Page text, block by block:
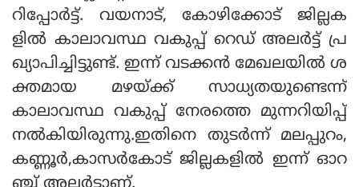
റിപ്പോര്‍ട്ട്. വയനാട്, കോഴിക്കോട് ജില്ലക
ളില്‍ കാലാവസ്ഥ വകുപ്പ് റെഡ് അലര്‍ട്ട് പ്ര
ഖ്യാപിച്ചിട്ടുണ്ട്. ഇന്ന് വടക്കന്‍ മേഖലയില്‍ ശ
ക്തമായ മഴയ്ക്ക് സാധ്യതയുണ്ടെന്ന്
കാലാവസ്ഥ വകുപ്പ് നേരത്തെ മുന്നറിയിപ്പ്
നല്‍കിയിരുന്നു.ഇതിനെ തുടര്‍ന്ന് മലപ്പുറം,
കണ്ണൂര്‍,കാസര്‍കോട് ജില്ലകളില്‍ ഇന്ന് ഓറ